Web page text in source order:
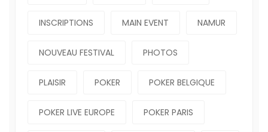
INSCRIPTIONS MAIN EVENT NAMUR
NOUVEAU FESTIVAL PHOTOS
PLAISIR POKER POKER BELGIQUE
POKER LIVE EUROPE POKER PARIS